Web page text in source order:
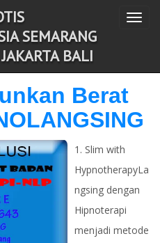
T
g
e
v
i
a
SEMARANG
BALI
Berat
1. Slim with
HypnotherapyLa
ngsing dengan
Hipnoterapi
menjadi metode